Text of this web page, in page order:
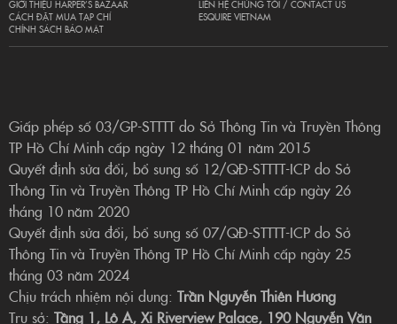
GIỚI THIỆU HARPER’S BAZAAR
CÁCH ĐẶT MUA TẠP CHÍ
CHÍNH SÁCH BẢO MẬT
LIÊN HỆ CHÚNG TÔI / CONTACT US
ESQUIRE VIETNAM
Giấp phép số 03/GP-STTTT do Sở Thông Tin và Truyền Thông
TP Hồ Chí Minh cấp ngày 12 tháng 01 năm 2015
Quyết định sửa đổi, bổ sung số 12/QĐ-STTTT-ICP do Sở
Thông Tin và Truyền Thông TP Hồ Chí Minh cấp ngày 26
tháng 10 năm 2020
Quyết định sửa đổi, bổ sung số 07/QĐ-STTTT-ICP do Sở
Thông Tin và Truyền Thông TP Hồ Chí Minh cấp ngày 25
tháng 03 năm 2024
Chịu trách nhiệm nội dung: Trần Nguyễn Thiên Hương
Trụ sở: Tầng 1, Lô A, Xi Riverview Palace, 190 Nguyễn Văn